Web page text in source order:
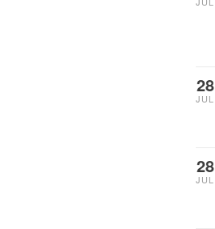
28
JUL
28
JUL